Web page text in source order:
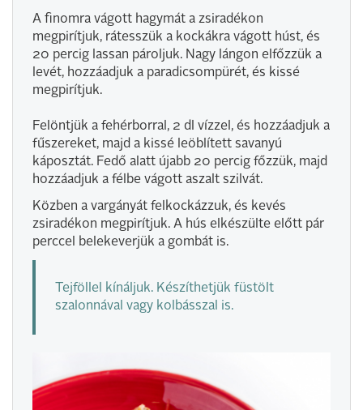
A finomra vágott hagymát a zsiradékon
megpirítjuk, rátesszük a kockákra vágott húst, és
20 percig lassan pároljuk. Nagy lángon elfőzzük a
levét, hozzáadjuk a paradicsompürét, és kissé
megpirítjuk.
Felöntjük a fehérborral, 2 dl vízzel, és hozzáadjuk a
fűszereket, majd a kissé leöblített savanyú
káposztát. Fedő alatt újabb 20 percig főzzük, majd
hozzáadjuk a félbe vágott aszalt szilvát.
Közben a vargányát felkockázzuk, és kevés
zsiradékon megpirítjuk. A hús elkészülte előtt pár
perccel belekeverjük a gombát is.
Tejföllel kínáljuk. Készíthetjük füstölt
szalonnával vagy kolbásszal is.